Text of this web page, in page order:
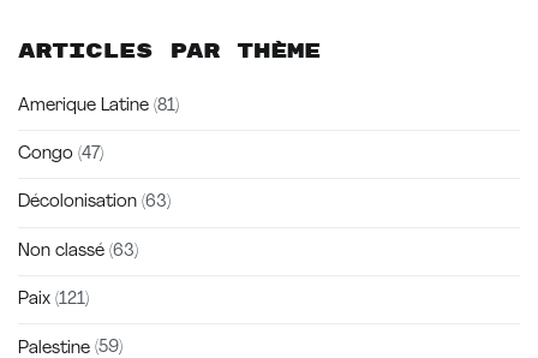
Articles par thème
Amerique Latine (81)
Congo (47)
Décolonisation (63)
Non classé (63)
Paix (121)
Palestine (59)